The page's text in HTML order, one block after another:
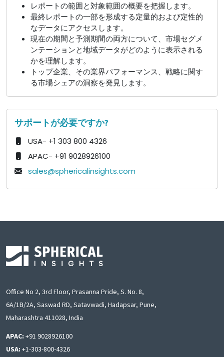
レポートの範囲と対象範囲の概要を把握します。
最終レポートの一部を形成する定量的および定性的
なデータにアクセスします。
現在の期間と予測期間の両方について、市場セグメ
ンテーションと地域データがどのように表示される
かを理解します。
トップ企業、その業界パフォーマンス、戦略に関す
る市場シェアの洞察を発見します。
サポートが必要ですか?
USA- +1 303 800 4326
APAC- +91 9028926100
sales@sphericalinsights.com
Office No 2, 3rd Floor, Prasanna Pride, S. No. 8,
6A/1B/2A, Saswad RD, Satavwadi, Hadapsar, Pune,
Maharashtra 411028, India
APAC: +91 9028926100
USA: +1-303-800-4326